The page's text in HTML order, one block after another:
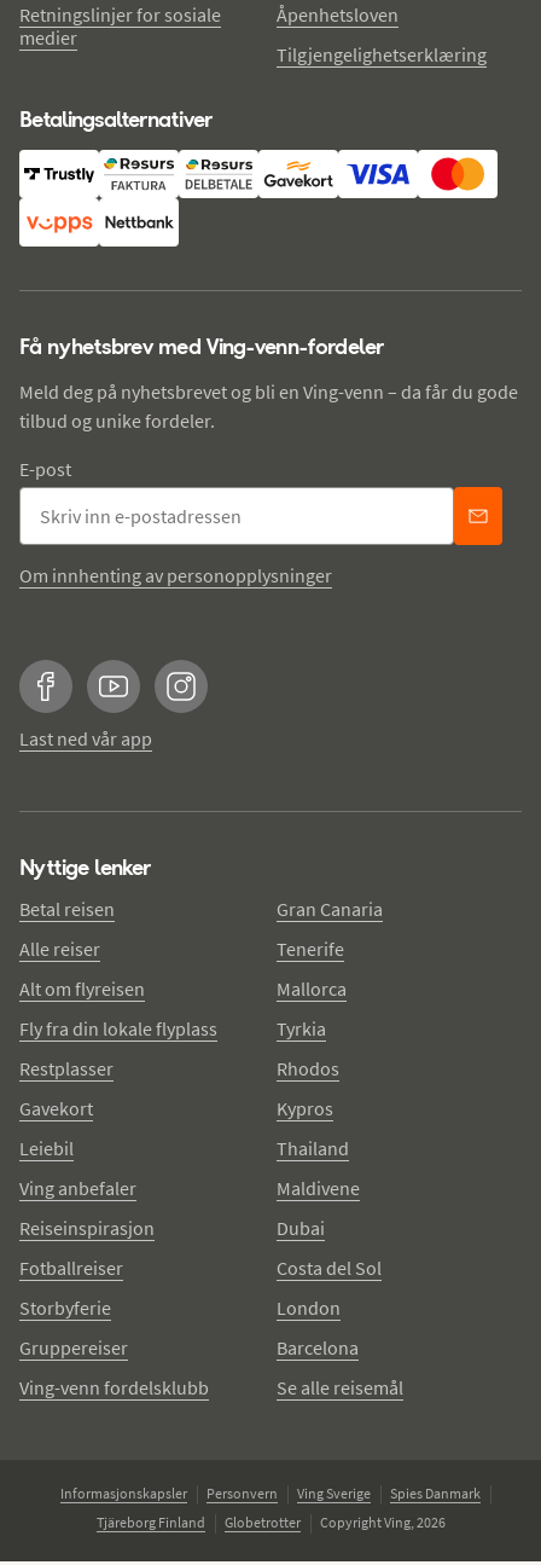
Retningslinjer for sosiale
medier
Åpenhetsloven
Tilgjengelighetserklæring
Betalingsalternativer
Få nyhetsbrev med Ving-venn-fordeler
Meld deg på nyhetsbrevet og bli en Ving-venn – da får du gode
tilbud og unike fordeler.
E-post
Om innhenting av personopplysninger
FacebookYouTubeInstagram
Last ned vår app
Nyttige lenker
Betal reisen
Alle reiser
Alt om flyreisen
Fly fra din lokale flyplass
Restplasser
Gavekort
Leiebil
Ving anbefaler
Reiseinspirasjon
Fotballreiser
Storbyferie
Gruppereiser
Ving-venn fordelsklubb
Gran Canaria
Tenerife
Mallorca
Tyrkia
Rhodos
Kypros
Thailand
Maldivene
Dubai
Costa del Sol
London
Barcelona
Se alle reisemål
Informasjonskapsler Personvern Ving Sverige
Spies Danmark
Tjäreborg Finland
Globetrotter Copyright Ving, 2026